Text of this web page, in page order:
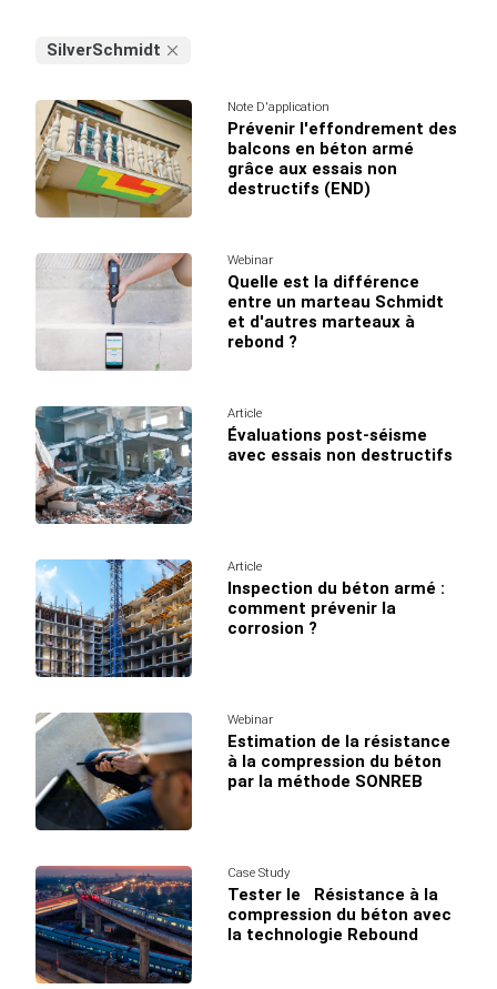
SilverSchmidt
Note D'application
Prévenir l'effondrement des
balcons en béton armé
grâce aux essais non
destructifs (END)
Webinar
Quelle est la différence
entre un marteau Schmidt
et d'autres marteaux à
rebond ?
Article
Évaluations post-séisme
avec essais non destructifs
Article
Inspection du béton armé :
comment prévenir la
corrosion ?
Webinar
Estimation de la résistance
à la compression du béton
par la méthode SONREB
Case Study
Tester le Résistance à la
compression du béton avec
la technologie Rebound